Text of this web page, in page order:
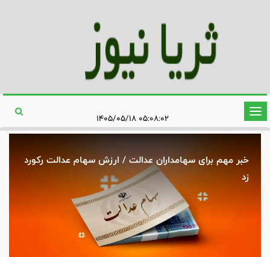
تغییر
وضعیت
۰۵:۰۸:۰۲ ۱۴۰۵/۰۵/۱۸
خبر مهم برای سهامداران عدالت / ارزش سهام عدالت رکورد
زد